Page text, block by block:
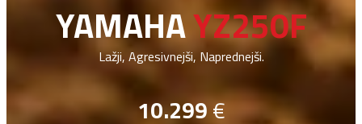
YAMAHAYZ250F
Lažji, Agresivnejši, Naprednejši.
10.299€